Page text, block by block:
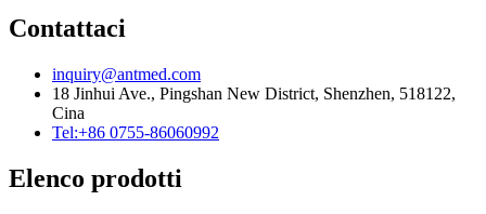
Contattaci
inquiry@antmed.com
18 Jinhui Ave., Pingshan New District, Shenzhen, 518122,
Cina
Tel:+86 0755-86060992
Elenco prodotti